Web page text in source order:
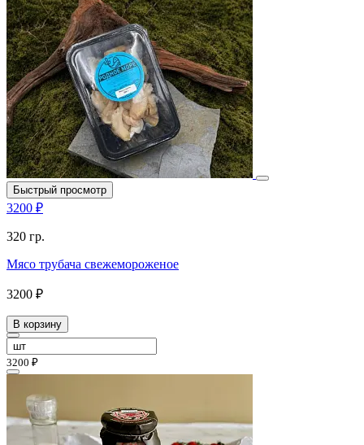
Быстрый просмотр
3200 ₽
320 гр.
Мясо трубача свежемороженое
3200 ₽
В корзину
3200 ₽